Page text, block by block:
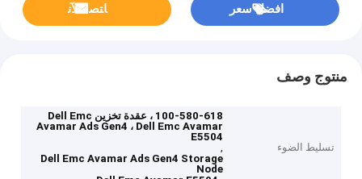
افضل سعر ﺎﺘﺼﻟ ﺍﻶﻧ
منتوج وصف
تسليط الضوء
100-580-618 ، عقدة تخزين Dell Emc
Avamar Ads Gen4 ، Dell Emc Avamar
E5504
,
Dell Emc Avamar Ads Gen4 Storage
Node